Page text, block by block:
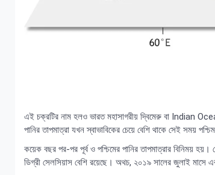
এই চক্রটির নাম হলও ভারত মহাসাগরীয় দ্বিমেরু বা Indian
পানির তাপমাত্রা যখন স্বাভাবিকের চেয়ে বেশি থাকে সেই সময়
কয়েক বছর পর-পর পূর্ব ও পশ্চিমের পানির তাপমাত্রার বিনিময় হয়।
ডিগ্রী সেলসিয়াস বেশি রয়েছে। অথচ, ২০১৯ সালের জুলাই মাসে